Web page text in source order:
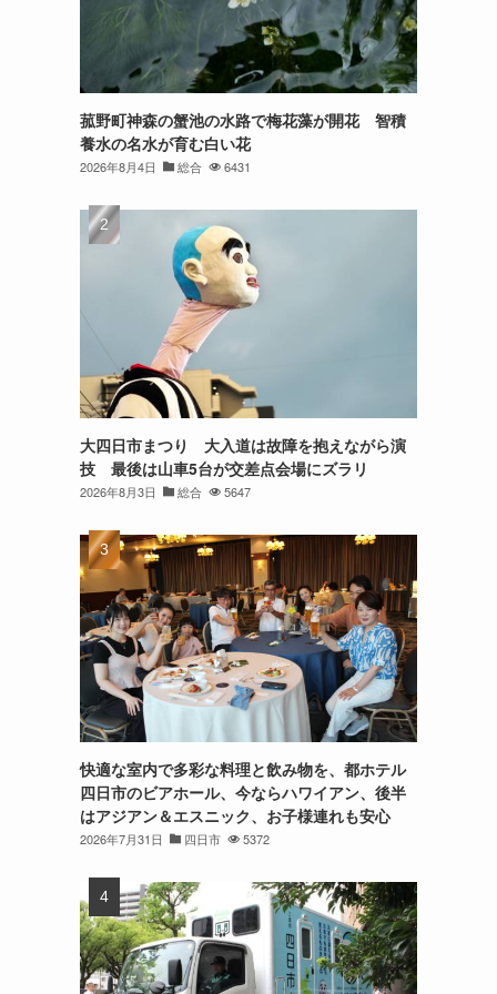
菰野町神森の蟹池の水路で梅花藻が開花 智積
養水の名水が育む白い花
2026年8月4日 総合 6431
大四日市まつり 大入道は故障を抱えながら演
技 最後は山車5台が交差点会場にズラリ
2026年8月3日 総合 5647
快適な室内で多彩な料理と飲み物を、都ホテル
四日市のビアホール、今ならハワイアン、後半
はアジアン＆エスニック、お子様連れも安心
2026年7月31日 四日市 5372